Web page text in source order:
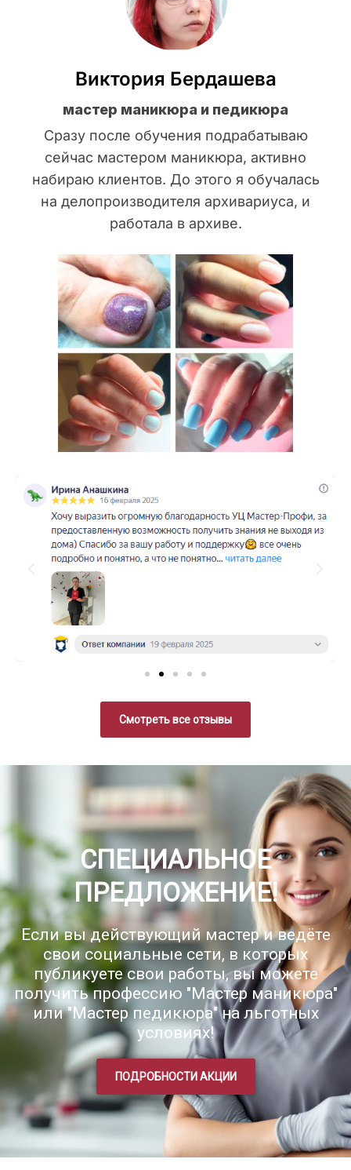
Виктория Бердашева
мастер маникюра и педикюра
Сразу после обучения подрабатываю
сейчас мастером маникюра, активно
набираю клиентов. До этого я обучалась
на делопроизводителя архивариуса, и
работала в архиве.
Смотреть все отзывы
СПЕЦИАЛЬНОЕ
ПРЕДЛОЖЕНИЕ!
Если вы действующий мастер и ведёте
свои социальные сети, в которых
публикуете свои работы, вы можете
получить профессию "Мастер маникюра"
или "Мастер педикюра" на льготных
условиях!
ПОДРОБНОСТИ АКЦИИ